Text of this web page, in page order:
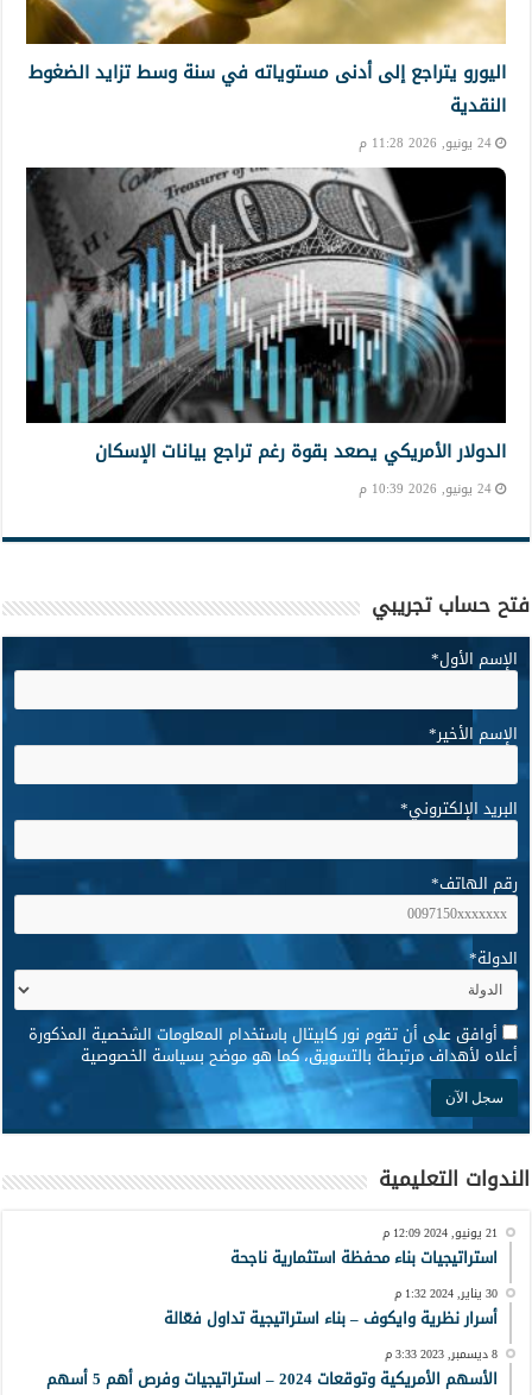
اليورو يتراجع إلى أدنى مستوياته في سنة وسط تزايد الضغوط
النقدية
24 يونيو, 2026 11:28 م
الدولار الأمريكي يصعد بقوة رغم تراجع بيانات الإسكان
24 يونيو, 2026 10:39 م
فتح حساب تجريبي
الإسم الأول*
الإسم الأخير*
البريد الإلكتروني*
رقم الهاتف*
الدولة*
* أوافق على أن تقوم نور كابيتال باستخدام المعلومات الشخصية المذكورة
أعلاه لأهداف مرتبطة بالتسويق، كما هو موضح بسياسة الخصوصية
الندوات التعليمية
21 يونيو, 2024 12:09 م
استراتيجيات بناء محفظة استثمارية ناجحة
30 يناير, 2024 1:32 م
أسرار نظرية وايكوف – بناء استراتيجية تداول فعّالة
8 ديسمبر, 2023 3:33 م
الأسهم الأمريكية وتوقعات 2024 – استراتيجيات وفرص أهم 5 أسهم